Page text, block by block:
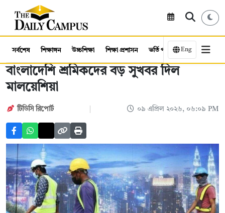
সর্বশেষ শিক্ষাঙ্গন উচ্চশিক্ষা শিক্ষা প্রশাসন ভর্তি পরীক্ষা কর্মসংস্থান
Eng
বাংলাদেশি শ্রমিকদের বড় সুখবর দিল
মালয়েশিয়া
টিডিসি রিপোর্ট ০৯ এপ্রিল ২০২৬, ০৬:০৯ PM